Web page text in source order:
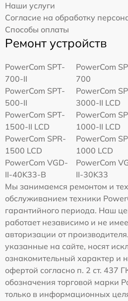
Наши услуги
Согласие на обработку
Способы оплаты
Ремонт устройств
PowerCom SPT-
700-II
PowerCom
700
PowerCom SPT-
500-II
PowerCom
3000-II LCD
PowerCom SPT-
1500-II LCD
PowerCom
1000-II LCD
PowerCom SPR-
1500 LCD
PowerCom
1000 LCD
PowerCom VGD-
II-40K33-B
PowerCom
II-30K33
Мы занимаемся ремонтом и
обслуживанием техники
гарантийного периода. Наш
работает независимо и не
авторизации от
указанные на сайте, носят
ознакомительный характер и
офертой согласно п. 2 ст. 437
обозначения торговой марки
только в информационных